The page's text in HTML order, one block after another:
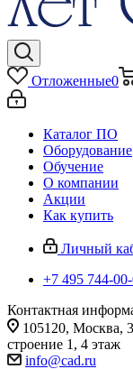
Отложенные0
Каталог ПО
Оборудование
Обучение
О компании
Акции
Как купить
Личный
+7 495 744-
Контактная
105120, Москва,
строение 1, 4 этаж
info@cad.ru